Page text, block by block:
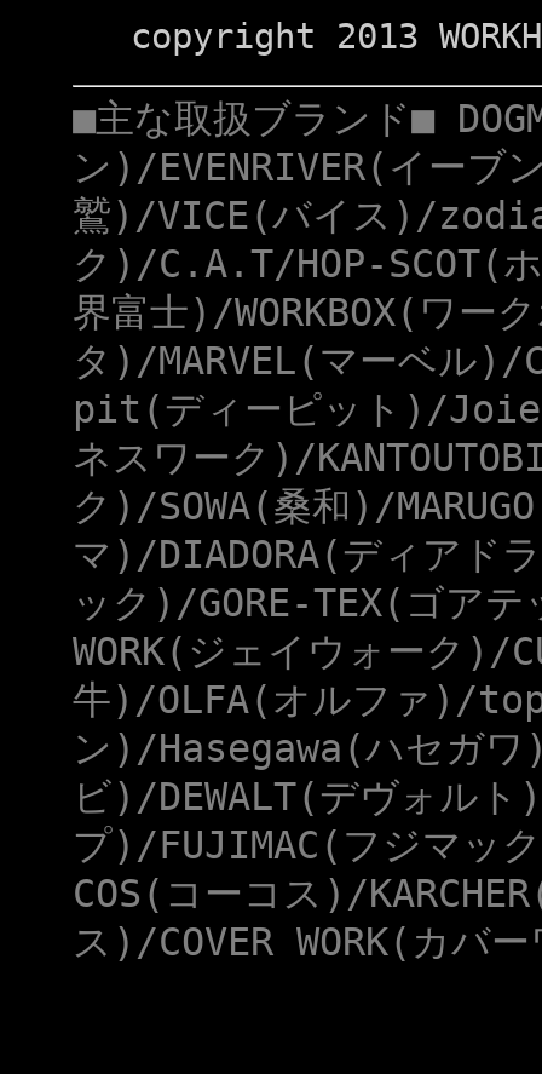
copyright 2013
■主な取扱ブランド■
ン)/EVENRIVER(イーブ
鷲)/VICE(バイス)/
ク)/C.A.T/HOP-
界富士)/WORKBOX(ワ
タ)/MARVEL(マーベル
pit(ディーピット)/Joie(
ネスワーク)/
ク)/SOWA(桑和)/
マ)/DIADORA(ディアド
ック)/GORE-TEX(ゴア
WORK(ジェイウォーク)/
牛)/OLFA(オルファ)/
ン)/Hasegawa(ハセガ
ビ)/DEWALT(デヴォル
プ)/FUJIMAC(フジマッ
COS(コーコス)/
ス)/COVER WORK(カ